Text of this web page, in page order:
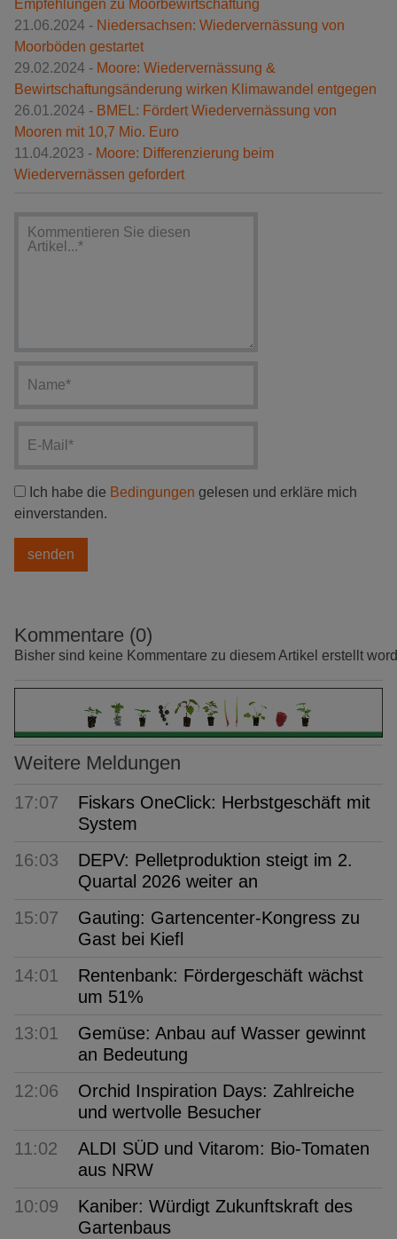
Empfehlungen zu Moorbewirtschaftung
21.06.2024 - Niedersachsen: Wiedervernässung von
Moorböden gestartet
29.02.2024 - Moore: Wiedervernässung &
Bewirtschaftungsänderung wirken Klimawandel entgegen
26.01.2024 - BMEL: Fördert Wiedervernässung von
Mooren mit 10,7 Mio. Euro
11.04.2023 - Moore: Differenzierung beim
Wiedervernässen gefordert
Ich habe die Bedingungen gelesen und erkläre mich
einverstanden.
Kommentare (0)
Bisher sind keine Kommentare zu diesem Artikel erstellt
Weitere Meldungen
17:07
Fiskars OneClick: Herbstgeschäft mit
System
16:03
DEPV: Pelletproduktion steigt im 2.
Quartal 2026 weiter an
15:07
Gauting: Gartencenter-Kongress zu
Gast bei Kiefl
14:01
Rentenbank: Fördergeschäft wächst
um 51%
13:01
Gemüse: Anbau auf Wasser gewinnt
an Bedeutung
12:06
Orchid Inspiration Days: Zahlreiche
und wertvolle Besucher
11:02
ALDI SÜD und Vitarom: Bio-Tomaten
aus NRW
10:09
Kaniber: Würdigt Zukunftskraft des
Gartenbaus